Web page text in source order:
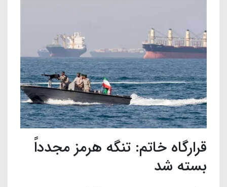
قرارگاه خاتم: تنگه هرمز مجدداً
بسته شد